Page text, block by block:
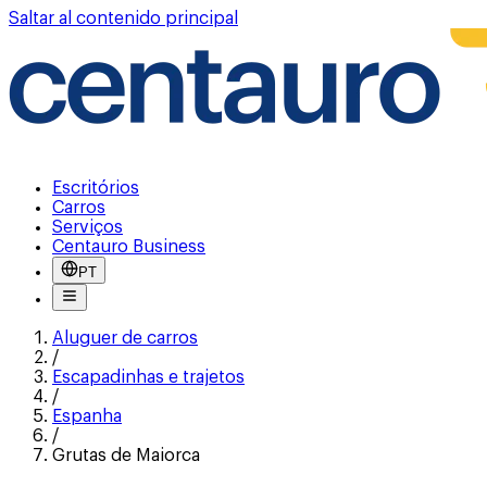
Saltar al contenido principal
Escritórios
Carros
Serviços
Centauro Business
PT
Aluguer de carros
/
Escapadinhas e trajetos
/
Espanha
/
Grutas de Maiorca